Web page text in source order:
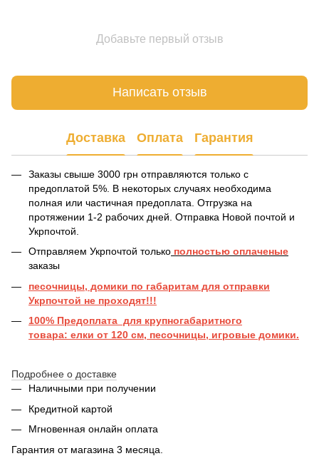
Добавьте первый отзыв
Написать отзыв
Доставка Оплата Гарантия
Заказы свыше 3000 грн отправляются только с
предоплатой 5%. В некоторых случаях необходима
полная или частичная предоплата. Отгрузка на
протяжении 1-2 рабочих дней. Отправка Новой почтой и
Укрпочтой.
Отправляем Укрпочтой только полностью оплаченые
заказы
песочницы, домики по габаритам для отправки
Укрпочтой не проходят!!!
100% Предоплата для крупногабаритного
товара: елки от 120 см, песочницы, игровые домики.
Подробнее о доставке
Наличными при получении
Кредитной картой
Мгновенная онлайн оплата
Гарантия от магазина 3 месяца.